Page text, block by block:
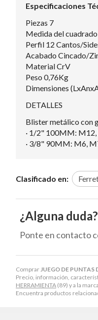
Comprar JUEGO DE
Precio, información,
HERRAMIENTA (89) y a la marca
Encuentra productos
Especificaciones
Piezas 7
Medida del
Perfil 12 Cantos/
Acabado Cincado/
Material CrV
Peso 0,76Kg
Dimensiones
DETALLES
Blister metálico con
· 1/2" 100MM:
· 3/8" 90MM: M6,
Clasificado en:
¿Alguna
Ponte en contacto